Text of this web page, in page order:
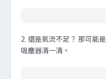
2. 還是氣流不足？ 那可能
吸塵器清一清。